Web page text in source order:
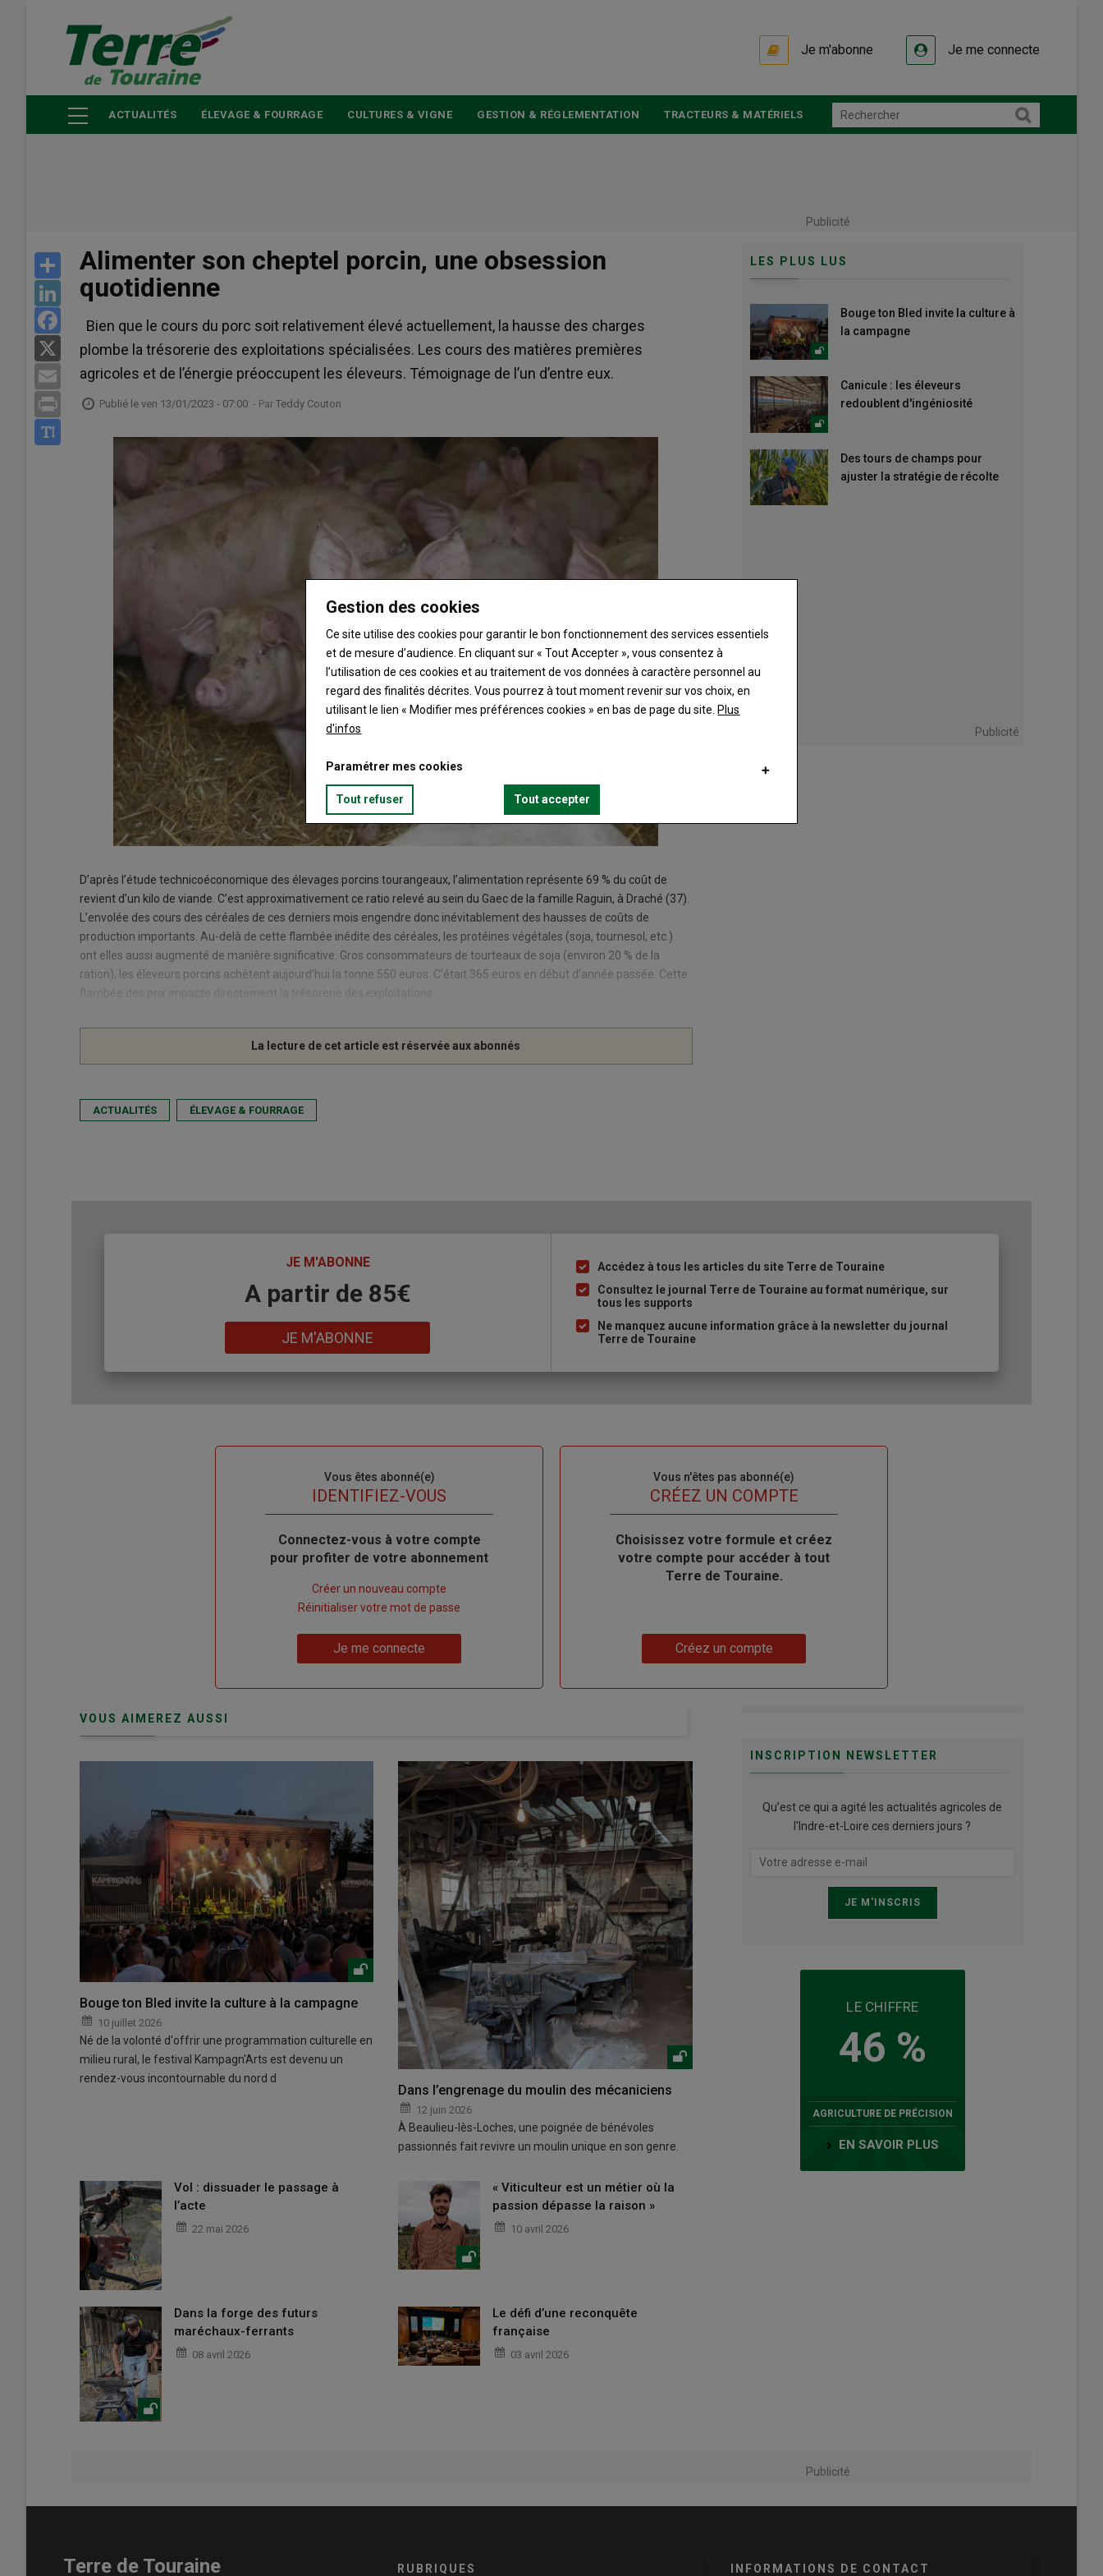
principal
Je m'abonne Je me connecte
ACTUALITÉS ÉLEVAGE & FOURRAGE CULTURES & VIGNE GESTION & RÉGLEMENTATION TRACTEURS & MATÉRIELS
Publicité
Share
LinkedIn
Facebook
Email
Print
Alimenter son cheptel porcin, une obsession
quotidienne
Bien que le cours du porc soit relativement élevé actuellement, la hausse des charges
plombe la trésorerie des exploitations spécialisées. Les cours des matières premières
agricoles et de l’énergie préoccupent les éleveurs. Témoignage de l’un d’entre eux.
Publié le ven 13/01/2023 - 07:00 - Par Teddy Couton
D’après l’étude technicoéconomique des élevages porcins tourangeaux, l’alimentation représente 69 % du coût de
revient d’un kilo de viande. C’est approximativement ce ratio relevé au sein du Gaec de la famille Raguin, à Draché (37).
L’envolée des cours des céréales de ces derniers mois engendre donc inévitablement des hausses de coûts de
production importants. Au-delà de cette flambée inédite des céréales, les protéines végétales (soja, tournesol, etc.)
ont elles aussi augmenté de manière significative. Gros consommateurs de tourteaux de soja (environ 20 % de la
ration), les éleveurs porcins achètent aujourd’hui la tonne 550 euros. C’était 365 euros en début d’année passée. Cette
flambée des prix impacte directement la trésorerie des exploitations.
ACTUALITÉS ÉLEVAGE & FOURRAGE
LES PLUS LUS
Bouge ton Bled invite la culture à
la campagne
Canicule : les éleveurs
redoublent d'ingéniosité
Des tours de champs pour
ajuster la stratégie de récolte
Publicité
JE M'ABONNE
A partir de 85€
JE M'ABONNE
Liste
à
puce
Accédez à tous les articles du site Terre de Touraine
Consultez le journal Terre de Touraine au format numérique, sur
tous les supports
Ne manquez aucune information grâce à la newsletter du journal
Terre de Touraine
Vous êtes abonné(e)
IDENTIFIEZ-VOUS
Body
Connectez-vous à votre compte
pour profiter de votre abonnement
compte"
Créer un nouveau compte
Réinitialiser votre mot de passe
Je me connecte
Vous n'êtes pas abonné(e)
TITRECRÉEZ UN COMPTE
Body
Choisissez votre formule et créez
votre compte pour accéder à tout
Terre de Touraine.
Créez un compte
VOUS AIMEREZ AUSSI
Bouge ton Bled invite la culture à la campagne
10 juillet 2026
Né de la volonté d'offrir une programmation culturelle en
milieu rural, le festival Kampagn'Arts est devenu un
rendez-vous incontournable du nord d
Dans l’engrenage du moulin des mécaniciens
12 juin 2026
À Beaulieu-lès-Loches, une poignée de bénévoles
passionnés fait revivre un moulin unique en son genre.
Vol : dissuader le passage à
l’acte
22 mai 2026
« Viticulteur est un métier où la
passion dépasse la raison »
10 avril 2026
Dans la forge des futurs
maréchaux-ferrants
08 avril 2026
Le défi d’une reconquête
française
03 avril 2026
INSCRIPTION NEWSLETTER
Qu’est ce qui a agité les actualités agricoles de
l'Indre-et-Loire ces derniers jours ?
LE CHIFFRE
46 %
AGRICULTURE DE PRÉCISION
EN SAVOIR PLUS
Publicité
Terre de Touraine RUBRIQUES INFORMATIONS DE CONTACT
Gestion des cookies
Ce site utilise des cookies pour garantir le bon fonctionnement des services essentiels
et de mesure d’audience. En cliquant sur « Tout Accepter », vous consentez à
l’utilisation de ces cookies et au traitement de vos données à caractère personnel au
regard des finalités décrites. Vous pourrez à tout moment revenir sur vos choix, en
utilisant le lien « Modifier mes préférences cookies » en bas de page du site. Plus
d'infos
Paramétrer mes cookies
Tout refuser Tout accepter